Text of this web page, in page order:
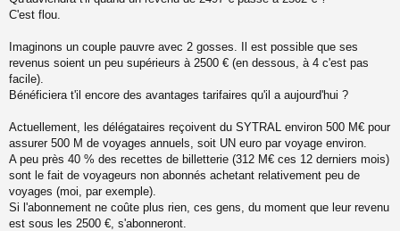
n
C'est flou.
Imaginons un couple pauvre avec 2 gosses. Il est possible que ses
revenus soient un peu supérieurs à 2500 € (en dessous, à 4 c'est pas
facile).
Bénéficiera t'il encore des avantages tarifaires qu'il a aujourd'hui ?
Actuellement, les délégataires reçoivent du SYTRAL environ 500 M€ pour
assurer 500 M de voyages annuels, soit UN euro par voyage environ.
A peu près 40 % des recettes de billetterie (312 M€ ces 12 derniers mois)
sont le fait de voyageurs non abonnés achetant relativement peu de
voyages (moi, par exemple).
Si l'abonnement ne coûte plus rien, ces gens, du moment que leur revenu
est sous les 2500 €, s'abonneront.